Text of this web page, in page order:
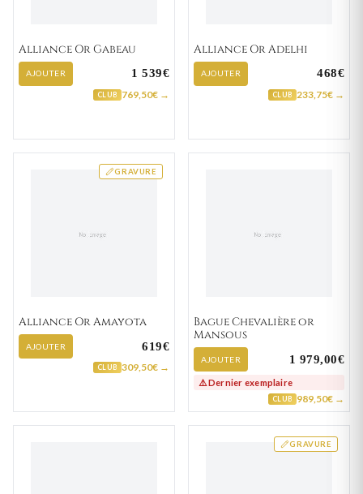
Alliance Or Gabeau
AJOUTER 1 539€
CLUB 769,50€ →
Alliance Or Adelhi
AJOUTER 468€
CLUB 233,75€ →
GRAVURE
Alliance Or Amayota
AJOUTER 619€
CLUB 309,50€ →
Bague Chevalière or
Mansous
AJOUTER 1 979,00€
⚠️ Dernier exemplaire
CLUB 989,50€ →
GRAVURE